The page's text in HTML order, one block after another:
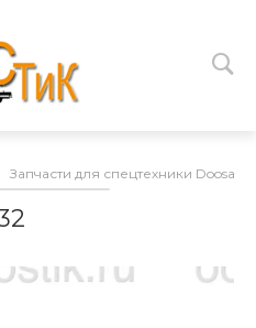
Запчасти для спецтехники Doosan